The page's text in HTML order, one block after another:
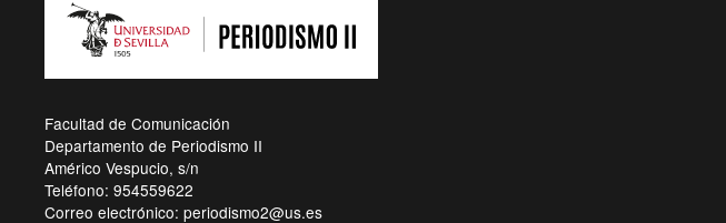
Facultad de Comunicación
Departamento de Periodismo II
Américo Vespucio, s/n
Teléfono: 954559622
Correo electrónico: periodismo2@us.es